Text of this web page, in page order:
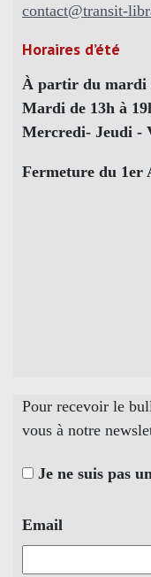
contact@transit-
Horaires d’été
À partir du mardi
Mardi de 13h à
Mercredi- Jeudi -
Fermeture du 1er
Pour recevoir le
vous à notre
Je ne suis pas
Email